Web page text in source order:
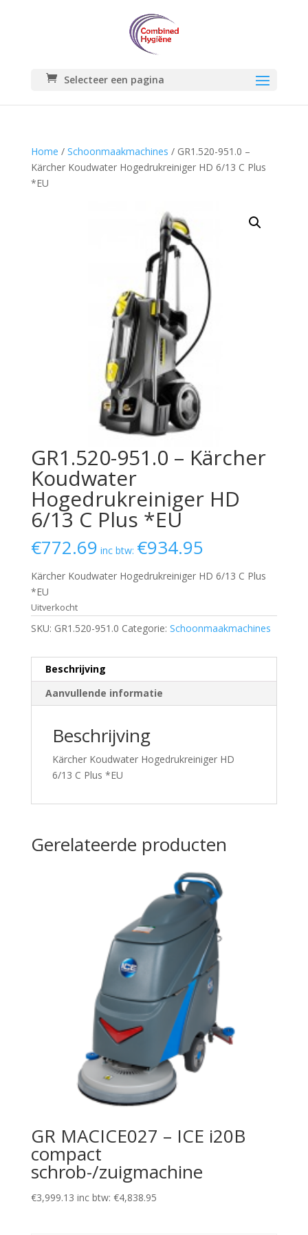
Selecteer een pagina
Home / Schoonmaakmachines / GR1.520-951.0 –
Kärcher Koudwater Hogedrukreiniger HD 6/13 C Plus
*EU
GR1.520-951.0 – Kärcher
Koudwater
Hogedrukreiniger HD
6/13 C Plus *EU
€772.69 inc btw: €934.95
Kärcher Koudwater Hogedrukreiniger HD 6/13 C Plus
*EU
Uitverkocht
SKU: GR1.520-951.0 Categorie: Schoonmaakmachines
Beschrijving
Aanvullende informatie
Beschrijving
Kärcher Koudwater Hogedrukreiniger HD
6/13 C Plus *EU
Gerelateerde producten
GR MACICE027 – ICE i20B
compact
schrob-/zuigmachine
€3,999.13 inc btw: €4,838.95